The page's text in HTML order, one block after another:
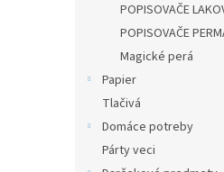
POPISOVAČE
POPISOVAČE
Magické perá
Papier
Tlačivá
Domáce potreby
Párty veci